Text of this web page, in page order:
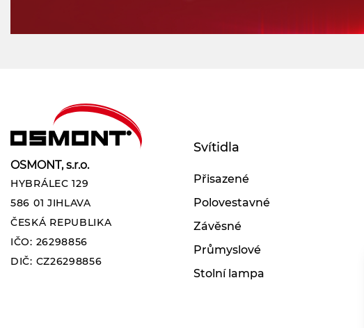
OSMONT, s.r.o.
HYBRÁLEC 129
586 01 JIHLAVA
ČESKÁ REPUBLIKA
IČO: 26298856
DIČ: CZ26298856
Svítidla
Přisazené
Polovestavné
Závěsné
Průmyslové
Stolní lampa